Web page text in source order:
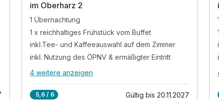
im Oberharz 2
1 Übernachtung
1 x reichhaltiges Frühstück vom Buffet
inkl.Tee- und Kaffeeauswahl auf dem Zimmer
inkl. Nutzung des ÖPNV & ermäßigter Eintritt
Alle Inklusivleistungen
4 weitere anzeigen
5,6 / 6 Gültig bis 20.11.2027